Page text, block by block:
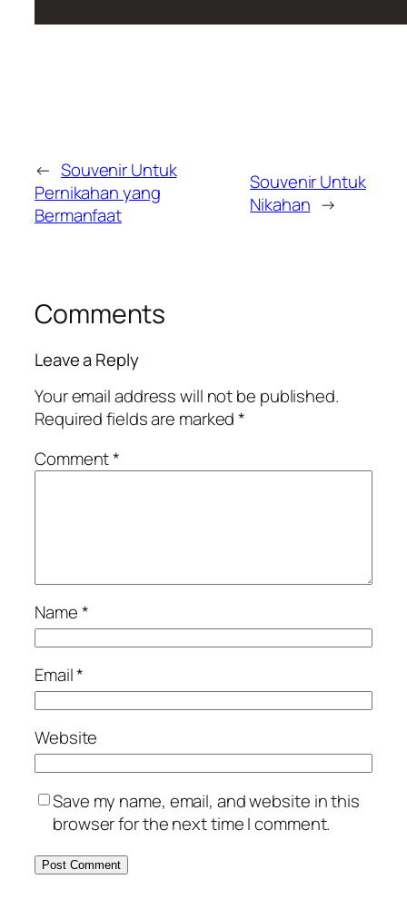
← Souvenir Untuk
Pernikahan yang
Bermanfaat
Souvenir Untuk
Nikahan →
Comments
Leave a Reply
Your email address will not be published.
Required fields are marked*
Comment*
Name*
Email*
Website
Save my name, email, and website in this
browser for the next time I comment.